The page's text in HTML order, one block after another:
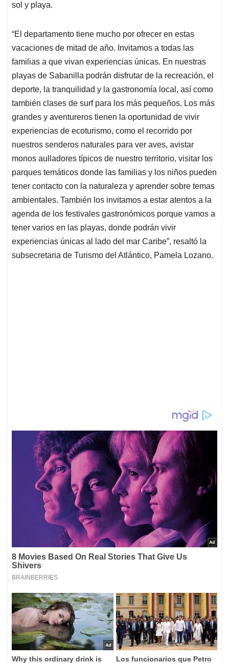
sol y playa.
“El departamento tiene mucho por ofrecer en estas
vacaciones de mitad de año. Invitamos a todas las
familias a que vivan experiencias únicas. En nuestras
playas de Sabanilla podrán disfrutar de la recreación, el
deporte, la tranquilidad y la gastronomía local, así como
también clases de surf para los más pequeños. Los más
grandes y aventureros tienen la oportunidad de vivir
experiencias de ecoturismo, como el recorrido por
nuestros senderos naturales para ver aves, avistar
monos aulladores típicos de nuestro territorio, visitar los
parques temáticos donde las familias y los niños pueden
tener contacto con la naturaleza y aprender sobre temas
ambientales. También los invitamos a estar atentos a la
agenda de los festivales gastronómicos porque vamos a
tener varios en las playas, donde podrán vivir
experiencias únicas al lado del mar Caribe”, resaltó la
subsecretaria de Turismo del Atlántico, Pamela Lozano.